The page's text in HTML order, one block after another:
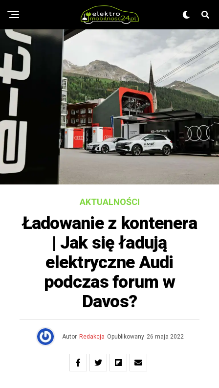
AKTUALNOŚCI
Ładowanie z kontenera
| Jak się ładują
elektryczne Audi
podczas forum w
Davos?
Autor Redakcja Opublikowany 26 maja 2022